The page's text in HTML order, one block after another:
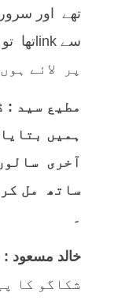
تھے اور
پر لائے ہوں
مطیع سید :
ہمیں
آخری
ساتھ مل
۔
خالد مسعود :
شکاگو کا